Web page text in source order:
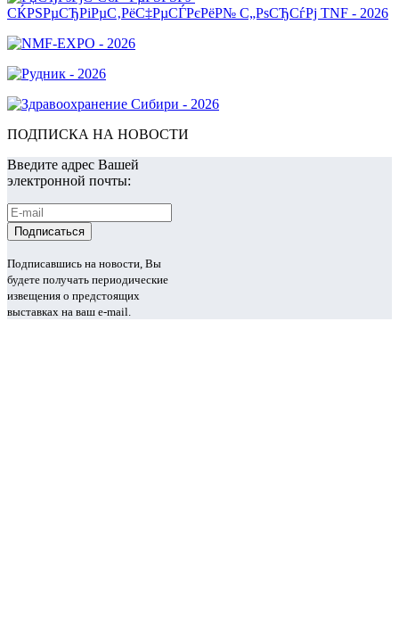
ПОДПИСКА НА НОВОСТИ
Введите адрес Вашей
электронной почты:
Подписавшись на новости, Вы
будете получать периодические
извещения о предстоящих
выставках на ваш e-mail.